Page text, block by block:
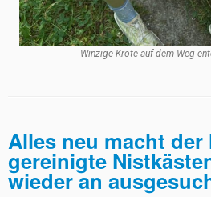
Winzige Kröte auf dem Weg
Alles neu macht der
gereinigte
wieder an